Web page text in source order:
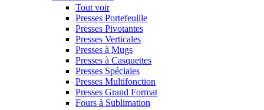
Tout voir
Presses Portefeuille
Presses Pivotantes
Presses Verticales
Presses à Mugs
Presses à Casquettes
Presses Spéciales
Presses Multifonction
Presses Grand Format
Fours à Sublimation